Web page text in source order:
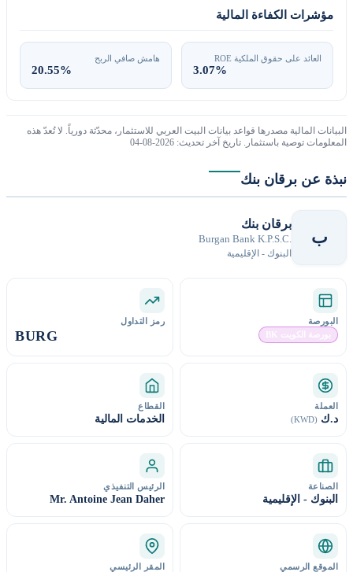
مؤشرات الكفاءة المالية
العائد على حقوق الملكية ROE
3.07%
هامش صافي الربح
20.55%
البيانات المالية مصدرها قواعد بيانات البيت العربي للاستثمار، محدّثة دورياً. لا تُعدّ هذه
المعلومات توصية باستثمار. تاريخ آخر تحديث: 2026-08-04
نبذة عن برقان بنك
ب
برقان بنك
Burgan Bank K.P.S.C.
البنوك - الإقليمية
البورصة
بورصة الكويت BK
رمز التداول
BURG
العملة
د.ك (KWD)
القطاع
الخدمات المالية
الصناعة
البنوك - الإقليمية
الرئيس التنفيذي
Mr. Antoine Jean Daher
الموقع الرسمي المقر الرئيسي